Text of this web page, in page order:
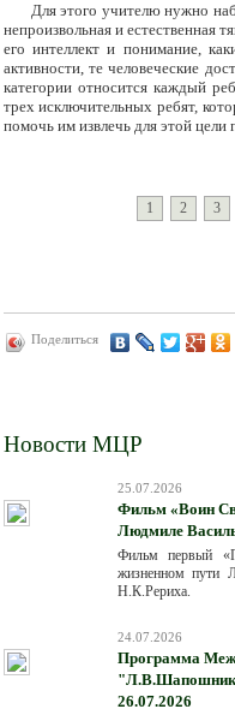
Для этого учителю нужно
непроизвольная и естественная
его интеллект и понимание,
активности, те человеческие
категории относится каждый
трех исключительных ребят,
помочь им извлечь для этой цели
1 2 3
Поделиться
Новости МЦР
25.07.2026
Фильм «Воин
Людмиле
Фильм первый
жизненном пути
Н.К.Рериха.
24.07.2026
Программа
26.07.2026